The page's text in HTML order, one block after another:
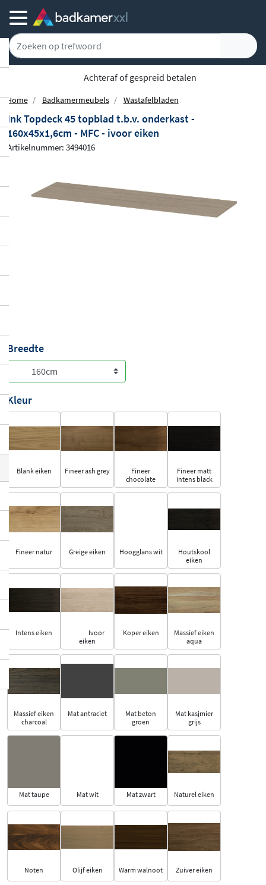
5779 klanten geven ons een 9.1
Home Badkamermeubels Wastafelbladen
Ink Topdeck 45 topblad t.b.v. onderkast -
160x45x1,6cm - MFC - ivoor eiken
Artikelnummer: 3494016
Breedte
Kleur
Blank eiken Fineer ash grey
Fineer
chocolate
Fineer matt
intens black
Fineer natur Greige eiken Hoogglans wit
Houtskool
eiken
Intens eiken
Ivoor
eiken
Koper eiken
Massief eiken
aqua
Massief eiken
charcoal
Mat antraciet
Mat beton
groen
Mat kasjmier
grijs
Mat taupe Mat wit Mat zwart Naturel eiken
Noten Olijf eiken Warm walnoot Zuiver eiken